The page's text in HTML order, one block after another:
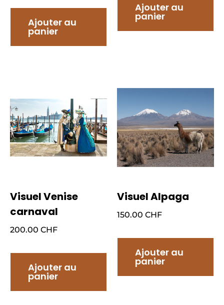
Ajouter au
panier
Ajouter au
panier
Visuel Venise
carnaval
200.00 CHF
Ajouter au
panier
Visuel Alpaga
150.00 CHF
Ajouter au
panier